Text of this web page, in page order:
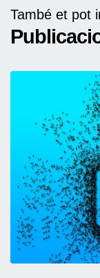
També et pot